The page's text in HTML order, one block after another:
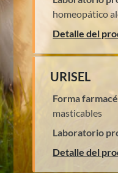
homeopático
Detalle del
URISEL
Forma
masticables
Laboratorio
Detalle del